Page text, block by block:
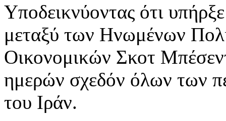
Υποδεικνύοντας ότι
μεταξύ των Ηνωμένων
Οικονομικών Σκοτ
ημερών σχεδόν όλων των
του Ιράν.